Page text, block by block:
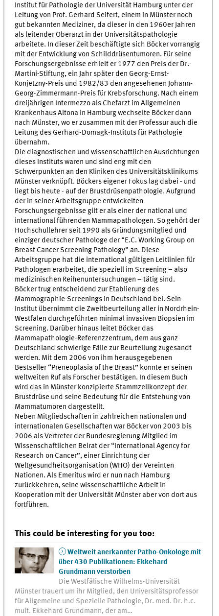
Institut für Pathologie der Universität Hamburg unter der
Leitung von Prof. Gerhard Seifert, einem in Münster noch
gut bekannten Mediziner, da dieser in den 1960er Jahren
als leitender Oberarzt in der Universitätspathologie
arbeitete. In dieser Zeit beschäftigte sich Böcker vorrangig
mit der Entwicklung von Schilddrüsentumoren. Für seine
Forschungsergebnisse erhielt er 1977 den Preis der Dr.-
Martini-Stiftung, ein Jahr später den Georg-Ernst-
Konjetzny-Preis und 1982/83 den angesehenen Johann-
Georg-Zimmermann-Preis für Krebsforschung. Nach einem
dreijährigen Intermezzo als Chefarzt im Allgemeinen
Krankenhaus Altona in Hamburg wechselte Böcker dann
nach Münster, wo er zusammen mit der Professur auch die
Leitung des Gerhard-Domagk-Instituts für Pathologie
übernahm.
Die diagnostischen und wissenschaftlichen Ausrichtungen
dieses Instituts waren und sind eng mit den
Schwerpunkten an den Kliniken des Universitätsklinikums
Münster verknüpft. Böckers eigener Fokus lag dabei - und
liegt bis heute - auf der Brustdrüsenpathologie. Aufgrund
der in seiner Arbeitsgruppe entwickelten
Forschungsergebnisse gilt er als einer der national und
international führenden Mammapathologen. So gehört der
Hochschullehrer seit 1990 als Gründungsmitglied und
einziger deutscher Pathologe der “E.C. Working Group on
Breast Cancer Screening Pathology” an. Diese
Arbeitsgruppe hat die international gültigen Leitlinien für
Pathologen erarbeitet, die speziell im Screening – also
medizinischen Reihenuntersuchungen – tätig sind.
Böcker trug entscheidend zur Etablierung des
Mammographie-Screenings in Deutschland bei. Sein
Institut übernimmt die Zweitbeurteilung aller in Nordrhein-
Westfalen durchgeführten minimal invasiven Biopsien im
Screening. Darüber hinaus leitet Böcker das
Mammapathologie-Referenzzentrum, dem aus ganz
Deutschland schwierige Fälle zur Beurteilung zugesandt
werden. Mit dem 2006 von ihm herausgegebenen
Bestseller “Preneoplasia of the Breast” konnte er seinen
weltweiten Ruf als Forscher bestätigen. In diesem Buch
wird das in Münster konzipierte Stammzellkonzept der
Brustdrüse und seine Bedeutung für die Entstehung von
Mammatumoren dargestellt.
Neben Mitgliedschaften in zahlreichen nationalen und
internationalen Gesellschaften war Böcker von 2003 bis
2006 als Vertreter der Bundesregierung Mitglied im
Wissenschaftlichen Beirat der “International Agency for
Research on Cancer”, einer Einrichtung der
Weltgesundheitsorganisation (WHO) der Vereinten
Nationen. Als Emeritus wird er nun nach Hamburg
zurückkehren, seine wissenschaftliche Arbeit in
Kooperation mit der Universität Münster aber von dort aus
fortführen.
This could be interesting for you too:
Weltweit anerkannter Patho-Onkologe mit
über 430 Publikationen: Ekkehard
Grundmann verstorben
Die Westfälische Wilhelms-Universität
Münster trauert um ihr Mitglied, den Universitätsprofessor
für Allgemeine und Spezielle Pathologie, Dr. med. Dr. h.c.
mult. Ekkehard Grundmann, der am…